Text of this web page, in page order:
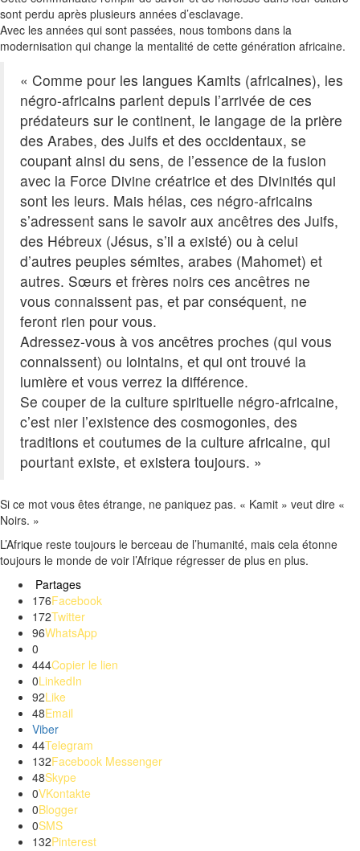
sont perdu après plusieurs années d’esclavage.
Avec les années qui sont passées, nous tombons dans la
modernisation qui change la mentalité de cette génération africaine.
« Comme pour les langues Kamits (africaines), les
négro-africains parlent depuis l’arrivée de ces
prédateurs sur le continent, le langage de la prière
des Arabes, des Juifs et des occidentaux, se
coupant ainsi du sens, de l’essence de la fusion
avec la Force Divine créatrice et des Divinités qui
sont les leurs. Mais hélas, ces négro-africains
s’adressent sans le savoir aux ancêtres des Juifs,
des Hébreux (Jésus, s’il a existé) ou à celui
d’autres peuples sémites, arabes (Mahomet) et
autres. Sœurs et frères noirs ces ancêtres ne
vous connaissent pas, et par conséquent, ne
feront rien pour vous.
Adressez-vous à vos ancêtres proches (qui vous
connaissent) ou lointains, et qui ont trouvé la
lumière et vous verrez la différence.
Se couper de la culture spirituelle négro-africaine,
c’est nier l’existence des cosmogonies, des
traditions et coutumes de la culture africaine, qui
pourtant existe, et existera toujours. »
Si ce mot vous êtes étrange, ne paniquez pas. « Kamit » veut dire «
Noirs. »
L’Afrique reste toujours le berceau de l’humanité, mais cela étonne
toujours le monde de voir l’Afrique régresser de plus en plus.
Partages
176Facebook
172Twitter
96WhatsApp
0
444Copier le lien
0LinkedIn
92Like
48Email
Viber
44Telegram
132Facebook Messenger
48Skype
0VKontakte
0Blogger
0SMS
132Pinterest